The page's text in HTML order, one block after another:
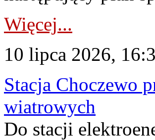
Więcej...
10 lipca 2026,
Stacja Choczewo
wiatrowych
Do stacji